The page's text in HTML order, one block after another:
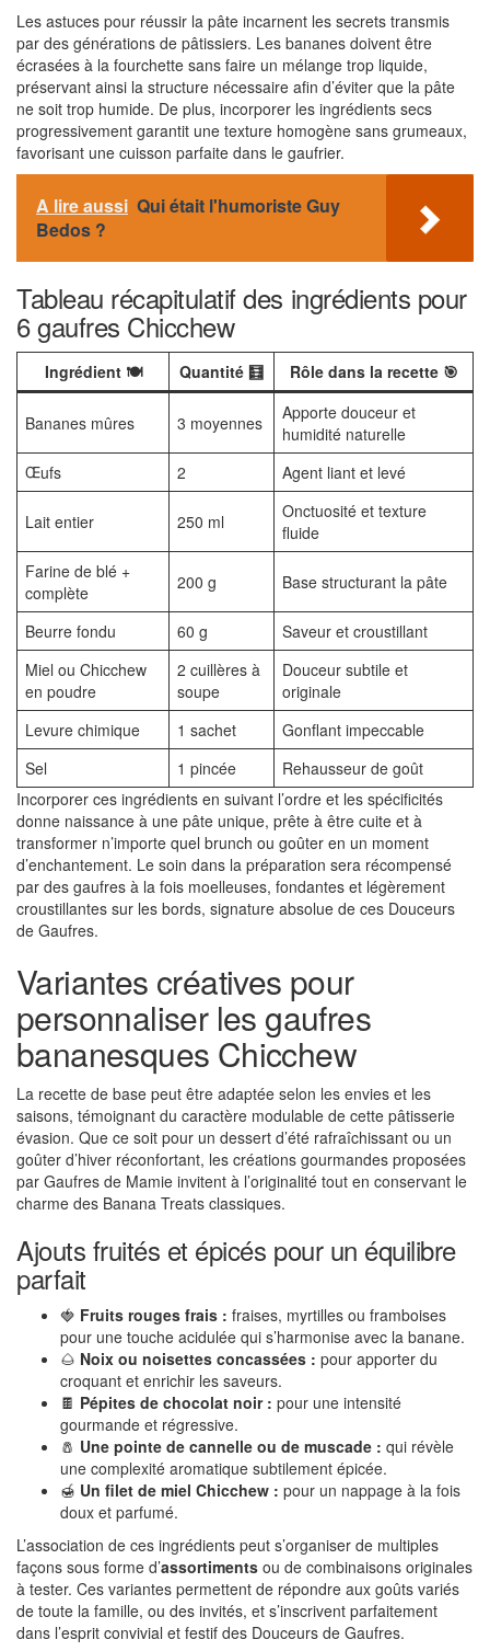
Les astuces pour réussir la pâte incarnent les secrets transmis
par des générations de pâtissiers. Les bananes doivent être
écrasées à la fourchette sans faire un mélange trop liquide,
préservant ainsi la structure nécessaire afin d’éviter que la pâte
ne soit trop humide. De plus, incorporer les ingrédients secs
progressivement garantit une texture homogène sans grumeaux,
favorisant une cuisson parfaite dans le gaufrier.
A lire aussi Qui était l'humoriste Guy
Bedos ?
Tableau récapitulatif des ingrédients pour
6 gaufres Chicchew
Ingrédient 🍽️ Quantité 🧮 Rôle dans la recette 🎯
Bananes mûres 3 moyennes
Apporte douceur et
humidité naturelle
Œufs
2 Agent liant et levé
Lait entier 250 ml
Onctuosité et texture
fluide
Farine de blé +
complète
200 g Base structurant la pâte
Beurre fondu 60 g
Saveur et croustillant
Miel ou Chicchew
en poudre
2 cuillères à
soupe
Douceur subtile et
originale
Levure chimique
1 sachet
Gonflant impeccable
Sel
1 pincée
Rehausseur de goût
Incorporer ces ingrédients en suivant l’ordre et les spécificités
donne naissance à une pâte unique, prête à être cuite et à
transformer n’importe quel brunch ou goûter en un moment
d’enchantement. Le soin dans la préparation sera récompensé
par des gaufres à la fois moelleuses, fondantes et légèrement
croustillantes sur les bords, signature absolue de ces Douceurs
de Gaufres.
Variantes créatives pour
personnaliser les gaufres
bananesques Chicchew
La recette de base peut être adaptée selon les envies et les
saisons, témoignant du caractère modulable de cette pâtisserie
évasion. Que ce soit pour un dessert d’été rafraîchissant ou un
goûter d’hiver réconfortant, les créations gourmandes proposées
par Gaufres de Mamie invitent à l’originalité tout en conservant le
charme des Banana Treats classiques.
Ajouts fruités et épicés pour un équilibre
parfait
🍓 Fruits rouges frais : fraises, myrtilles ou framboises
pour une touche acidulée qui s’harmonise avec la banane.
🌰 Noix ou noisettes concassées : pour apporter du
croquant et enrichir les saveurs.
🍫 Pépites de chocolat noir : pour une intensité
gourmande et régressive.
🧂 Une pointe de cannelle ou de muscade : qui révèle
une complexité aromatique subtilement épicée.
🍯 Un filet de miel Chicchew : pour un nappage à la fois
doux et parfumé.
L’association de ces ingrédients peut s’organiser de multiples
façons sous forme d’assortiments ou de combinaisons originales
à tester. Ces variantes permettent de répondre aux goûts variés
de toute la famille, ou des invités, et s’inscrivent parfaitement
dans l’esprit convivial et festif des Douceurs de Gaufres.